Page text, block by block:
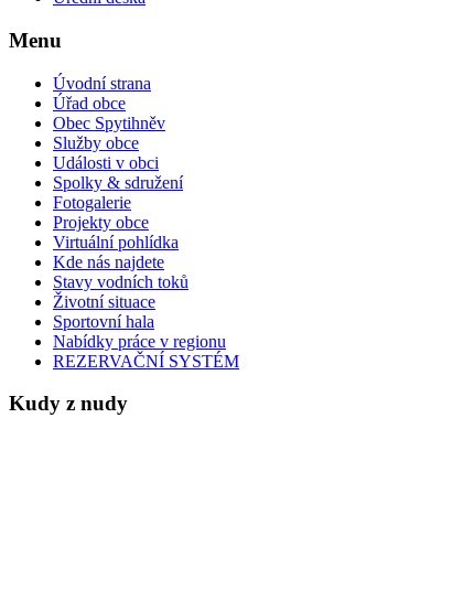
Menu
Úvodní strana
Úřad obce
Obec Spytihněv
Služby obce
Události v obci
Spolky & sdružení
Fotogalerie
Projekty obce
Virtuální pohlídka
Kde nás najdete
Stavy vodních toků
Životní situace
Sportovní hala
Nabídky práce v regionu
REZERVAČNÍ SYSTÉM
Kudy z nudy